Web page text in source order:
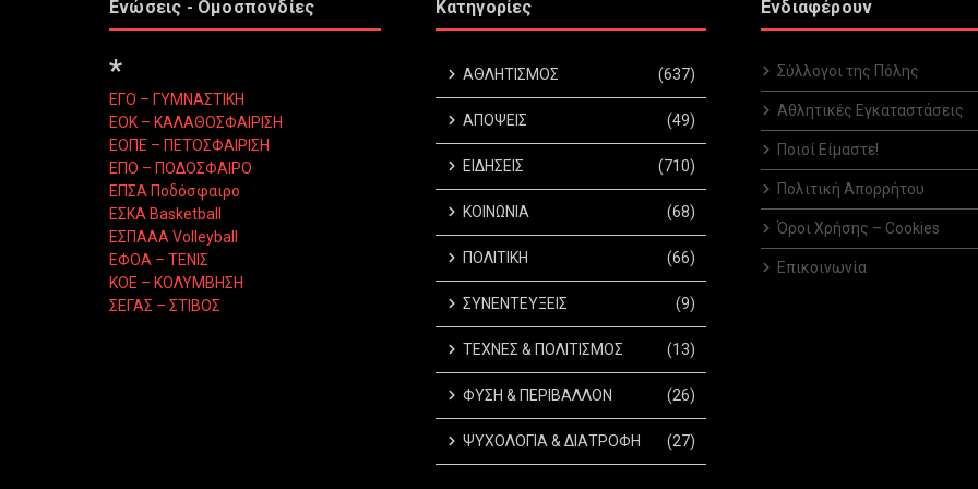
Ενώσεις - Ομοσπονδίες
*
ΕΓΟ – ΓΥΜΝΑΣΤΙΚΗ
ΕΟΚ – ΚΑΛΑΘΟΣΦΑΙΡΙΣΗ
ΕΟΠΕ – ΠΕΤΟΣΦΑΙΡΙΣΗ
ΕΠΟ – ΠΟΔΟΣΦΑΙΡΟ
ΕΠΣΑ Ποδόσφαιρο
ΕΣΚΑ Basketball
ΕΣΠΑΑΑ Volleyball
ΕΦΟΑ – ΤΕΝΙΣ
ΚΟΕ – ΚΟΛΥΜΒΗΣΗ
ΣΕΓΑΣ – ΣΤΙΒΟΣ
Κατηγορίες
ΑΘΛΗΤΙΣΜΟΣ (637)
ΑΠΟΨΕΙΣ (49)
ΕΙΔΗΣΕΙΣ (710)
ΚΟΙΝΩΝΙΑ (68)
ΠΟΛΙΤΙΚΗ (66)
ΣΥΝΕΝΤΕΥΞΕΙΣ (9)
ΤΕΧΝΕΣ & ΠΟΛΙΤΙΣΜΟΣ (13)
ΦΥΣΗ & ΠΕΡΙΒΑΛΛΟΝ (26)
ΨΥΧΟΛΟΓΙΑ & ΔΙΑΤΡΟΦΗ (27)
Ενδιαφέρουν
Σύλλογοι της Πόλης
Αθλητικές Εγκαταστάσεις
Ποιοί Είμαστε!
Πολιτική Απορρήτου
Όροι Χρήσης – Cookies
Επικοινωνία